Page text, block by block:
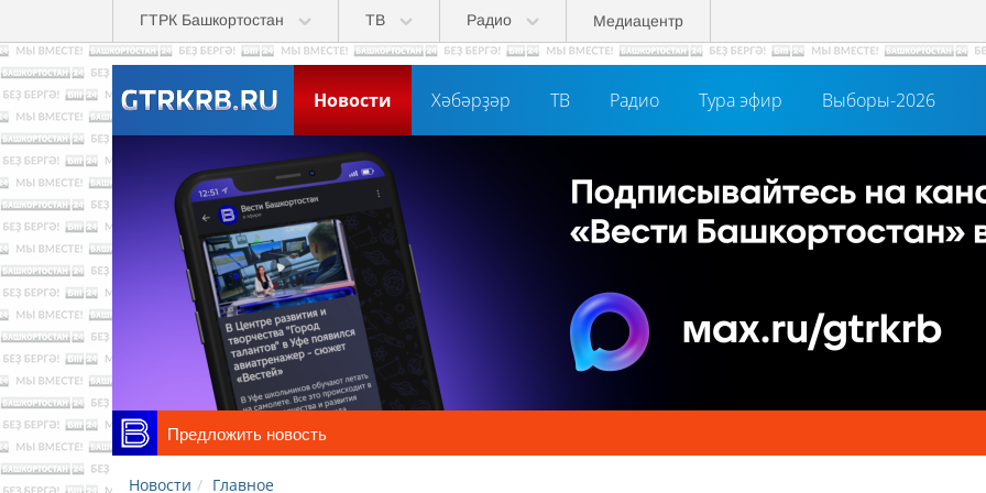
Skip to main contentГТРК Башкортостан ТВ Радио Медиацентр
Новости Хәбәрҙәр ТВ Радио Тура эфир Выборы-2026
Предложить новость
Новости Главное